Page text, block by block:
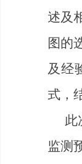
述及
图的
及经
式，
此
监测